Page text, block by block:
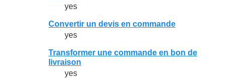
yes
Convertir un devis en commande
yes
Transformer une commande en bon de
livraison
yes